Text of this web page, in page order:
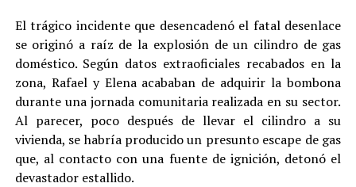
El trágico incidente que desencadenó el fatal desenlace
se originó a raíz de la explosión de un cilindro de gas
doméstico. Según datos extraoficiales recabados en la
zona, Rafael y Elena acababan de adquirir la bombona
durante una jornada comunitaria realizada en su sector.
Al parecer, poco después de llevar el cilindro a su
vivienda, se habría producido un presunto escape de gas
que, al contacto con una fuente de ignición, detonó el
devastador estallido.